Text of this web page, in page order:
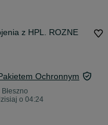
z HPL. ROZNE
Ochronnym
o 04:24